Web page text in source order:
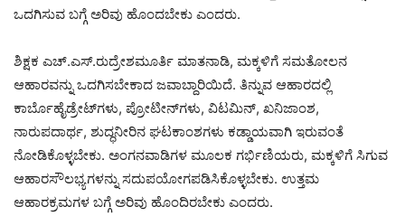
ಒದಗಿಸುವ ಬಗ್ಗೆ ಅರಿವು ಹೊಂದಬೇಕು ಎಂದರು.
ಶಿಕ್ಷಕ ಎಚ್.ಎಸ್.ರುದ್ರೇಶಮೂರ್ತಿ ಮಾತನಾಡಿ, ಮಕ್ಕಳಿಗೆ ಸಮತೋಲನ
ಆಹಾರವನ್ನು ಒದಗಿಸಬೇಕಾದ ಜವಾಬ್ದಾರಿಯಿದೆ. ತಿನ್ನುವ ಆಹಾರದಲ್ಲಿ
ಕಾರ್ಬೊಹೈಡ್ರೇಟ್‌ಗಳು, ಪ್ರೋಟೀನ್‌ಗಳು, ವಿಟಮಿನ್, ಖನಿಜಾಂಶ,
ನಾರುಪದಾರ್ಥ, ಶುದ್ಧನೀರಿನ ಘಟಕಾಂಶಗಳು ಕಡ್ಡಾಯವಾಗಿ ಇರುವಂತೆ
ನೋಡಿಕೊಳ್ಳಬೇಕು. ಅಂಗನವಾಡಿಗಳ ಮೂಲಕ ಗರ್ಭಿಣಿಯರು, ಮಕ್ಕಳಿಗೆ ಸಿಗುವ
ಆಹಾರಸೌಲಭ್ಯಗಳನ್ನು ಸದುಪಯೋಗಪಡಿಸಿಕೊಳ್ಳಬೇಕು. ಉತ್ತಮ
ಆಹಾರಕ್ರಮಗಳ ಬಗ್ಗೆ ಅರಿವು ಹೊಂದಿರಬೇಕು ಎಂದರು.